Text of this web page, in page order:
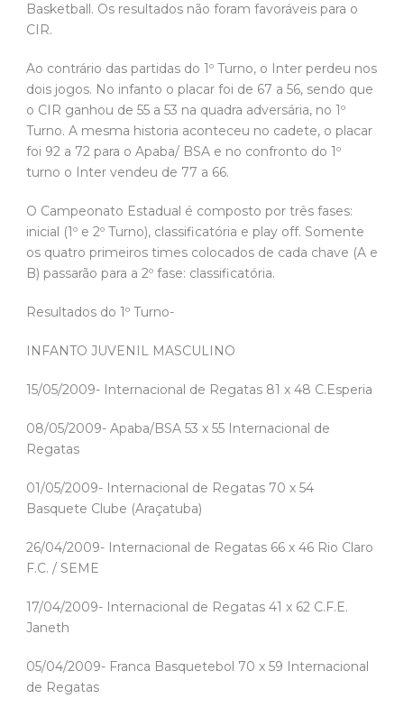
Basketball. Os resultados não foram favoráveis para o
CIR.
Ao contrário das partidas do 1º Turno, o Inter perdeu nos
dois jogos. No infanto o placar foi de 67 a 56, sendo que
o CIR ganhou de 55 a 53 na quadra adversária, no 1º
Turno. A mesma historia aconteceu no cadete, o placar
foi 92 a 72 para o Apaba/ BSA e no confronto do 1º
turno o Inter vendeu de 77 a 66.
O Campeonato Estadual é composto por três fases:
inicial (1º e 2º Turno), classificatória e play off. Somente
os quatro primeiros times colocados de cada chave (A e
B) passarão para a 2º fase: classificatória.
Resultados do 1º Turno-
INFANTO JUVENIL MASCULINO
15/05/2009- Internacional de Regatas 81 x 48 C.Esperia
08/05/2009- Apaba/BSA 53 x 55 Internacional de
Regatas
01/05/2009- Internacional de Regatas 70 x 54
Basquete Clube (Araçatuba)
26/04/2009- Internacional de Regatas 66 x 46 Rio Claro
F.C. / SEME
17/04/2009- Internacional de Regatas 41 x 62 C.F.E.
Janeth
05/04/2009- Franca Basquetebol 70 x 59 Internacional
de Regatas